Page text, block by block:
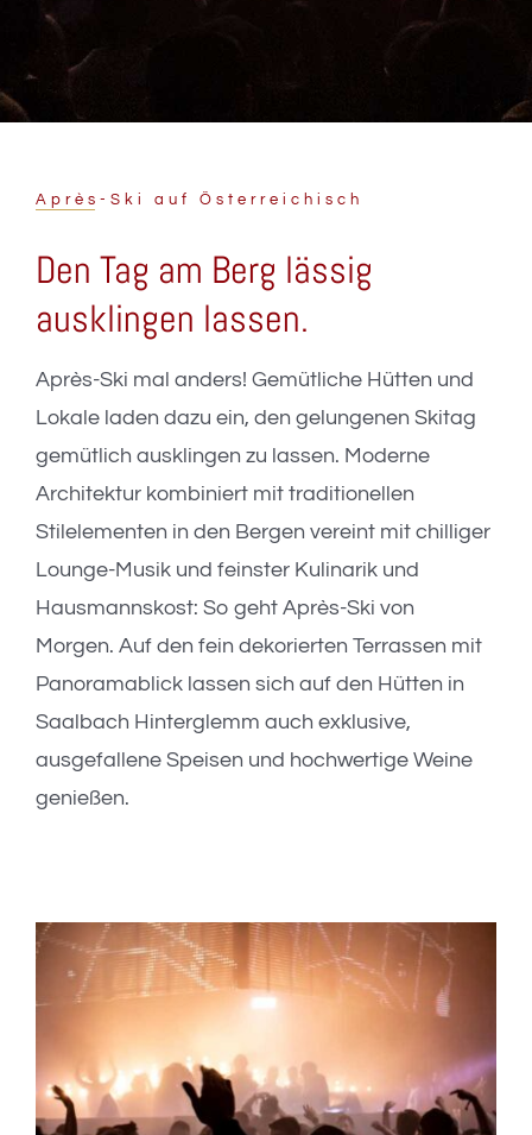
Pension Auwirt
Reviews
DE
Après-Ski auf Österreichisch
Den Tag am Berg lässig
ausklingen lassen.
Après-Ski mal anders! Gemütliche Hütten und
Lokale laden dazu ein, den gelungenen Skitag
gemütlich ausklingen zu lassen. Moderne
Architektur kombiniert mit traditionellen
Stilelementen in den Bergen vereint mit chilliger
Lounge-Musik und feinster Kulinarik und
Hausmannskost: So geht Après-Ski von
Morgen. Auf den fein dekorierten Terrassen mit
Panoramablick lassen sich auf den Hütten in
Saalbach Hinterglemm auch exklusive,
ausgefallene Speisen und hochwertige Weine
genießen.